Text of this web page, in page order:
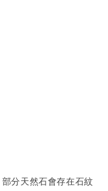
分天然石會存在石紋